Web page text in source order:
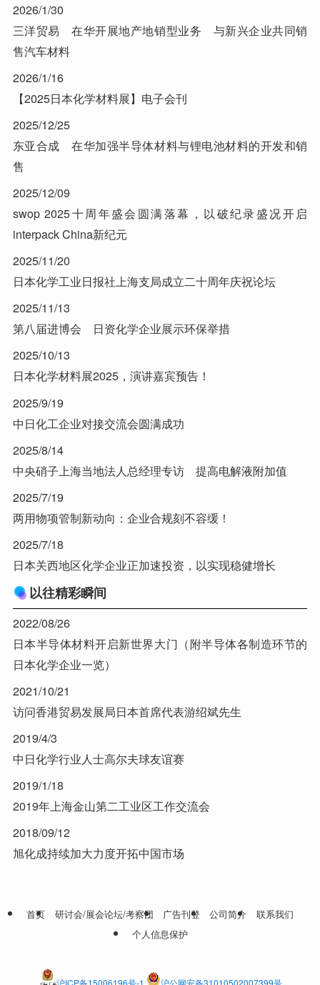
2026/1/30
三洋贸易 在华开展地产地销型业务 与新兴企业共同销
售汽车材料
2026/1/16
【2025日本化学材料展】电子会刊
2025/12/25
东亚合成 在华加强半导体材料与锂电池材料的开发和销
售
2025/12/09
swop 2025十周年盛会圆满落幕，以破纪录盛况开启
interpack China新纪元
2025/11/20
日本化学工业日报社上海支局成立二十周年庆祝论坛
2025/11/13
第八届进博会 日资化学企业展示环保举措
2025/10/13
日本化学材料展2025，演讲嘉宾预告！
2025/9/19
中日化工企业对接交流会圆满成功
2025/8/14
中央硝子上海当地法人总经理专访 提高电解液附加值
2025/7/19
两用物项管制新动向：企业合规刻不容缓！
2025/7/18
日本关西地区化学企业正加速投资，以实现稳健增长
以往精彩瞬间
2022/08/26
日本半导体材料开启新世界大门（附半导体各制造环节的
日本化学企业一览）
2021/10/21
访问香港贸易发展局日本首席代表游绍斌先生
2019/4/3
中日化学行业人士高尔夫球友谊赛
2019/1/18
2019年上海金山第二工业区工作交流会
2018/09/12
旭化成持续加大力度开拓中国市场
首页 研讨会/展会论坛/考察团 广告刊登 公司简介
联系我们
个人信息保护
沪ICP备15006196号-1 沪公网安备31010502007399号